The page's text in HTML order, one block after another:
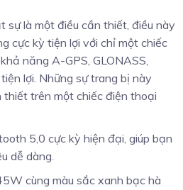
sự là một điều cần thiết, điều này
cực kỳ tiện lợi với chỉ một chiếc
năng A-GPS, GLONASS,
lợi. Những sự trang bị này
trên một chiếc điện thoại
5,0 cực kỳ hiện đại, giúp bạn
dễ dàng.
cùng màu sắc xanh bạc hà